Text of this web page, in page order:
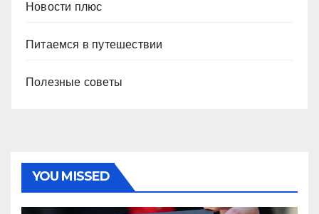
Новости плюс
Питаемся в путешествии
Полезные советы
YOU MISSED